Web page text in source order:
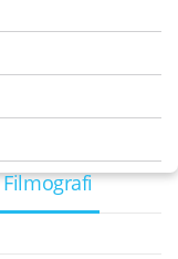
Filmografi